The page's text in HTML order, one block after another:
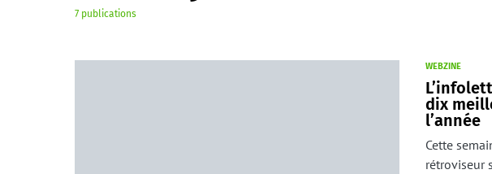
7 publications
WEBZINE
dix
l’année
Cette
rétroviseur